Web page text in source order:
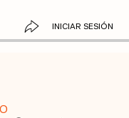
INICIAR SESIÓN